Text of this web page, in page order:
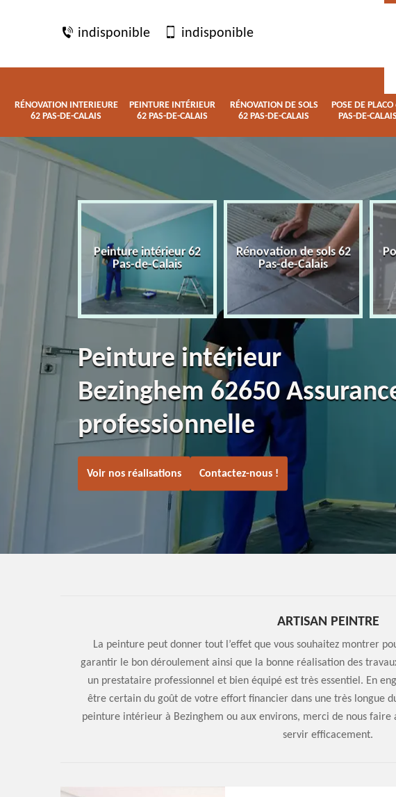
indisponible indisponible
RÉNOVATION INTERIEURE
62 PAS-DE-CALAIS
PEINTURE INTÉRIEUR
62 PAS-DE-CALAIS
RÉNOVATION DE SOLS
62 PAS-DE-CALAIS
POSE DE PLACO
PAS-DE-CALAIS
Peinture intérieur 62
Pas-de-Calais
Rénovation de sols 62
Pas-de-Calais
Peinture intérieur
Bezinghem 62650
professionnelle
Voir nos réalisations Contactez-nous !
ARTISAN PEINTRE
La peinture peut donner tout l’effet que vous souhaitez montrer
garantir le bon déroulement ainsi que la bonne réalisation des
un prestataire professionnel et bien équipé est très essentiel. En
être certain du goût de votre effort financier dans une très longue
peinture intérieur à Bezinghem ou aux environs, merci de nous
servir efficacement.